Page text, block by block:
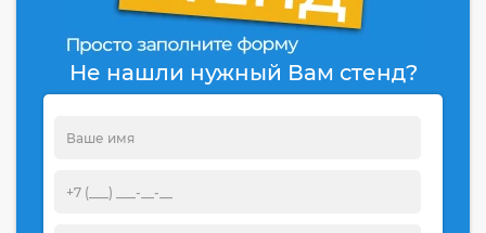
Не нашли нужный Вам стенд?